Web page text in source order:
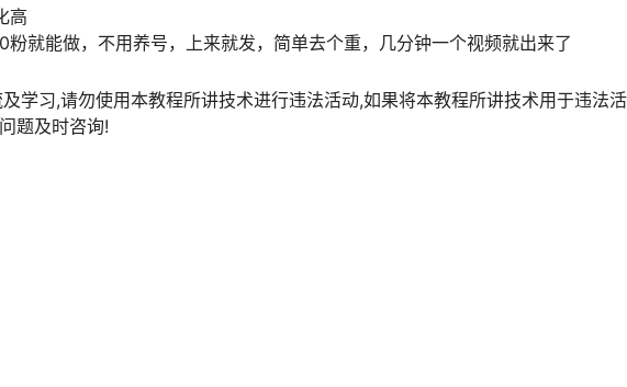
高
就能做，不用养号，上来就发，简单去个重，几分钟一个视频就出来了
学习,请勿使用本教程所讲技术进行违法活动,如果将本教程所讲技术用于违法
题及时咨询!